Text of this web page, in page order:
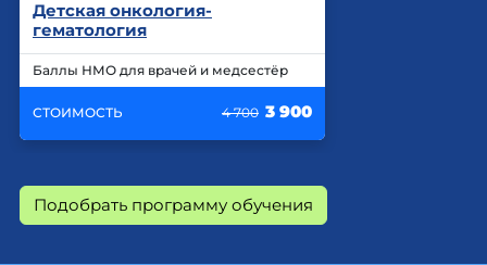
Детская онкология-
гематология
Баллы НМО для врачей и медсестёр
СТОИМОСТЬ 4 700 3 900
Подобрать программу обучения